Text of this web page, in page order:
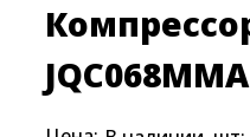
JQC068MMA